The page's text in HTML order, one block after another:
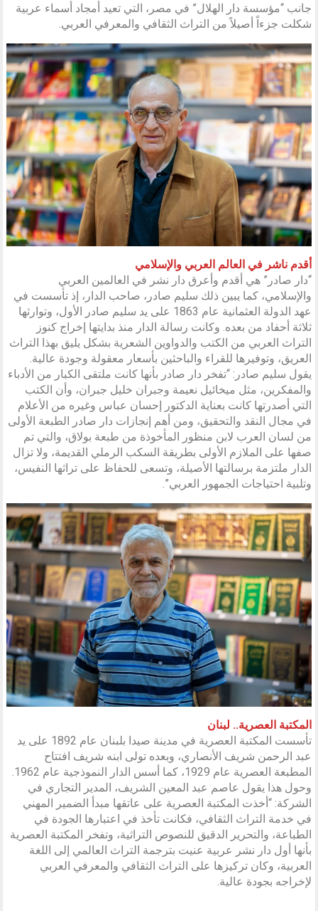
جانب “مؤسسة دار الهلال” في مصر، التي تعيد أمجاد أسماء عربية
شكلت جزءاً أصيلاً من التراث الثقافي والمعرفي العربي.
أقدم ناشر في العالم العربي والإسلامي
“دار صادر” هي أقدم وأعرق دار نشر في العالمين العربي
والإسلامي، كما يبين ذلك سليم صادر، صاحب الدار، إذ تأسست في
عهد الدولة العثمانية عام 1863 على يد سليم صادر الأول، وتوارثها
ثلاثة أحفاد من بعده. وكانت رسالة الدار منذ بدايتها إخراج كنوز
التراث العربي من الكتب والدواوين الشعرية بشكل يليق بهذا التراث
العريق، وتوفيرها للقراء والباحثين بأسعار معقولة وجودة عالية.
يقول سليم صادر: “تفخر دار صادر بأنها كانت ملتقى الكبار من الأدباء
والمفكرين، مثل ميخائيل نعيمة وجبران خليل جبران، وأن الكتب
التي أصدرتها كانت بعناية الدكتور إحسان عباس وغيره من الأعلام
في مجال النقد والتحقيق، ومن أهم إنجازات دار صادر الطبعة الأولى
من لسان العرب لابن منظور المأخوذة من طبعة بولاق، والتي تم
صفها على الملازم الأولى بطريقة السكب الرملي القديمة، ولا تزال
الدار ملتزمة برسالتها الأصيلة، وتسعى للحفاظ على تراثها النفيس،
وتلبية احتياجات الجمهور العربي”.
المكتبة العصرية.. لبنان
تأسست المكتبة العصرية في مدينة صيدا بلبنان عام 1892 على يد
عبد الرحمن شريف الأنصاري، وبعده تولى ابنه شريف افتتاح
وحول هذا يقول عاصم عبد المعين الشريف، المدير التجاري في
الشركة: “أخذت المكتبة العصرية على عاتقها مبدأ الضمير المهني
في خدمة التراث الثقافي، فكانت تأخذ في اعتبارها الجودة في
الطباعة، والتحرير الدقيق للنصوص التراثية، وتفخر المكتبة العصرية
بأنها أول دار نشر عربية عنيت بترجمة التراث العالمي إلى اللغة
العربية، وكان تركيزها على التراث الثقافي والمعرفي العربي
لإخراجه بجودة عالية.